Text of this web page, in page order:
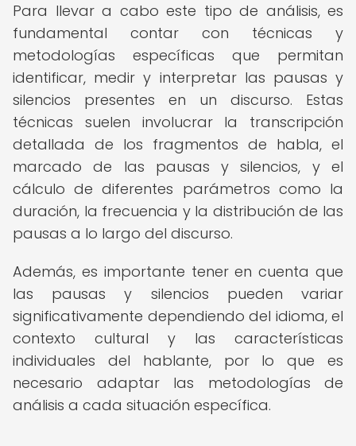
Para llevar a cabo este tipo de análisis, es
fundamental contar con técnicas y
metodologías específicas que permitan
identificar, medir y interpretar las pausas y
silencios presentes en un discurso. Estas
técnicas suelen involucrar la transcripción
detallada de los fragmentos de habla, el
marcado de las pausas y silencios, y el
cálculo de diferentes parámetros como la
duración, la frecuencia y la distribución de las
pausas a lo largo del discurso.
Además, es importante tener en cuenta que
las pausas y silencios pueden variar
significativamente dependiendo del idioma, el
contexto cultural y las características
individuales del hablante, por lo que es
necesario adaptar las metodologías de
análisis a cada situación específica.